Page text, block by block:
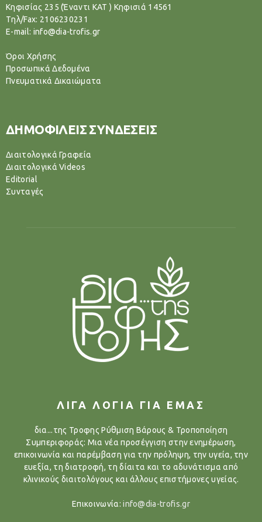
Κηφισίας 235 (Έναντι ΚΑΤ ) Κηφισιά 14561
Tηλ/Fax: 2106230231
E-mail: info@dia-trofis.gr
Όροι Χρήσης
Προσωπικά Δεδομένα
Πνευματικά Δικαιώματα
ΔΗΜΟΦΙΛΕΙΣ ΣΥΝΔΕΣΕΙΣ
Διαιτολογικά Γραφεία
Διαιτολογικά Videos
Editorial
Συνταγές
ΛΙΓΑ ΛΟΓΙΑ ΓΙΑ ΕΜΑΣ
δια...της Τροφης Ρύθμιση Βάρους & Τροποποίηση
Συμπεριφοράς: Μια νέα προσέγγιση στην ενημέρωση,
επικοινωνία και παρέμβαση για την πρόληψη, την υγεία, την
ευεξία, τη διατροφή, τη δίαιτα και το αδυνάτισμα από
κλινικούς διαιτολόγους και άλλους επιστήμονες υγείας.
Επικοινωνία:info@dia-trofis.gr